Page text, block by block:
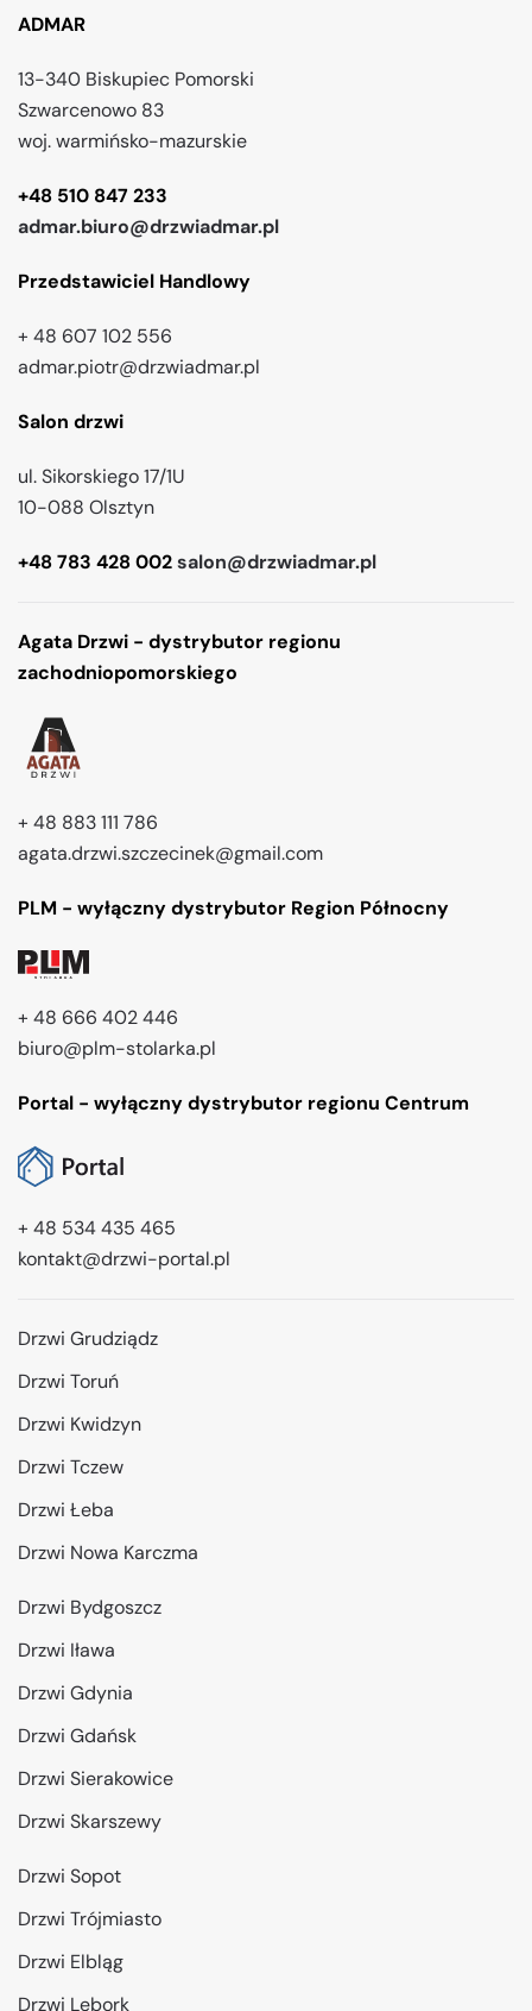
ADMAR
13-340 Biskupiec Pomorski
Szwarcenowo 83
woj. warmińsko-mazurskie
+48 510 847 233
admar.biuro@drzwiadmar.pl
Przedstawiciel Handlowy
+ 48 607 102 556
admar.piotr@drzwiadmar.pl
Salon drzwi
ul. Sikorskiego 17/1U
10-088 Olsztyn
+48 783 428 002salon@drzwiadmar.pl
Agata Drzwi - dystrybutor regionu
zachodniopomorskiego
+ 48 883 111 786
agata.drzwi.szczecinek@gmail.com
PLM - wyłączny dystrybutor Region Północny
+ 48 666 402 446
biuro@plm-stolarka.pl
Portal - wyłączny dystrybutor regionu Centrum
+ 48 534 435 465
kontakt@drzwi-portal.pl
Drzwi Grudziądz
Drzwi Toruń
Drzwi Kwidzyn
Drzwi Tczew
Drzwi Łeba
Drzwi Nowa Karczma
Drzwi Bydgoszcz
Drzwi Iława
Drzwi Gdynia
Drzwi Gdańsk
Drzwi Sierakowice
Drzwi Skarszewy
Drzwi Sopot
Drzwi Trójmiasto
Drzwi Elbląg
Drzwi Lębork